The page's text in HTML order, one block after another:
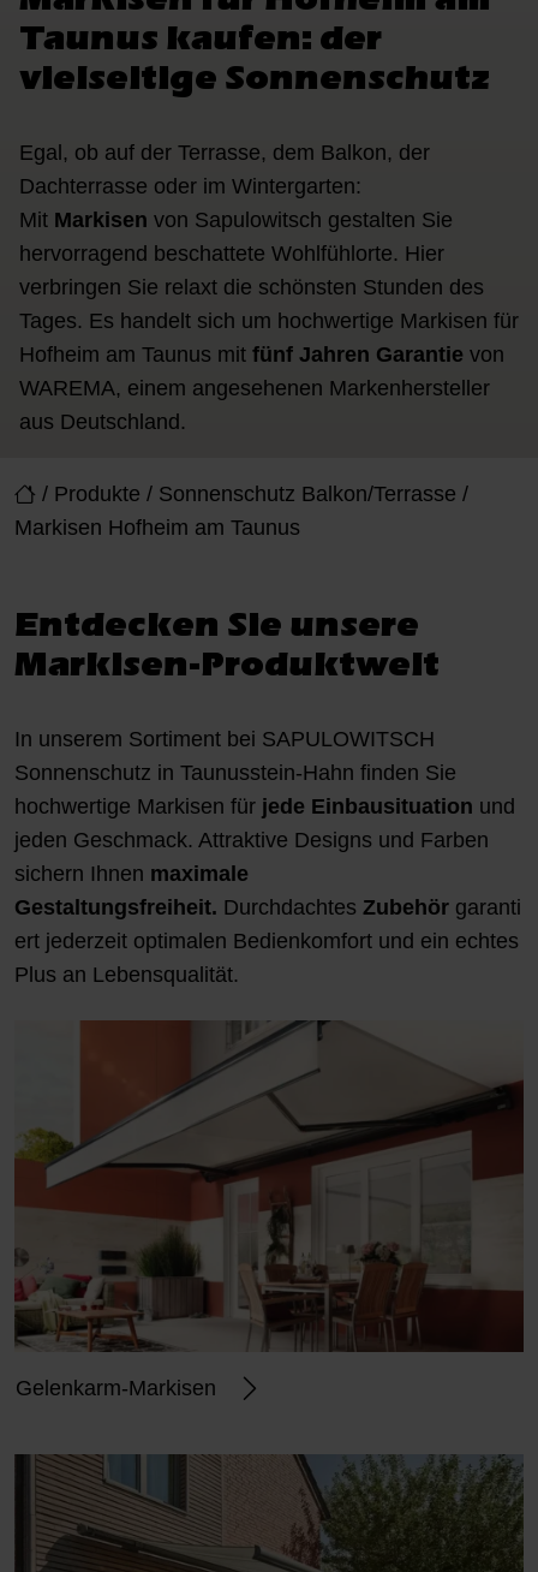
/ Produkte / Sonnenschutz Balkon/Terrasse /
Markisen Hofheim am Taunus
Taunus kaufen: der
vielseitige Sonnenschutz
Egal, ob auf der Terrasse, dem Balkon, der
Dachterrasse oder im Wintergarten:
Mit Markisen von Sapulowitsch gestalten Sie
hervorragend beschattete Wohlfühlorte. Hier
verbringen Sie relaxt die schönsten Stunden des
Tages. Es handelt sich um hochwertige Markisen für
Hofheim am Taunus mit fünf Jahren Garantie von
WAREMA, einem angesehenen Markenhersteller
aus Deutschland.
Entdecken Sie unsere
Markisen-Produktwelt
In unserem Sortiment bei SAPULOWITSCH
Sonnenschutz in Taunusstein-Hahn finden Sie
hochwertige Markisen für jede Einbausituation und
jeden Geschmack. Attraktive Designs und Farben
sichern Ihnen maximale
Gestaltungsfreiheit. Durchdachtes Zubehör garanti
ert jederzeit optimalen Bedienkomfort und ein echtes
Plus an Lebensqualität.
Gelenkarm-Markisen